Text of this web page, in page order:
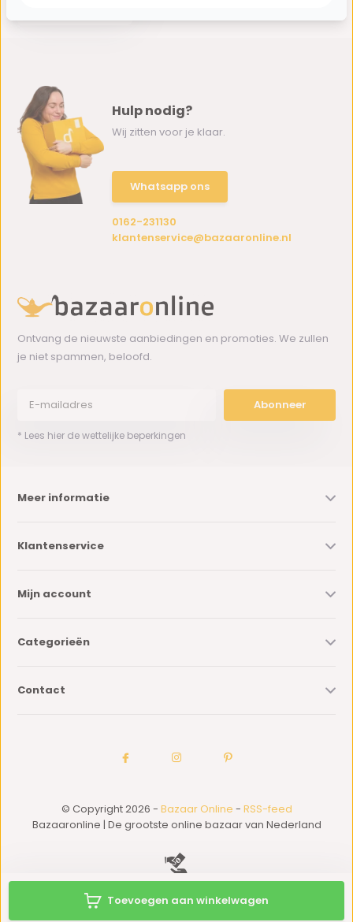
Toevoegen aan winkelwagen
Hulp nodig?
Wij zitten voor je klaar.
Whatsapp ons
0162-231130
klantenservice@bazaaronline.nl
Ontvang de nieuwste aanbiedingen en promoties. We zullen
je niet spammen, beloofd.
Abonneer
* Lees hier de wettelijke beperkingen
Meer informatie
Klantenservice
Mijn account
Categorieën
Contact
© Copyright 2026 - Bazaar Online - RSS-feed
Bazaaronline | De grootste online bazaar van Nederland